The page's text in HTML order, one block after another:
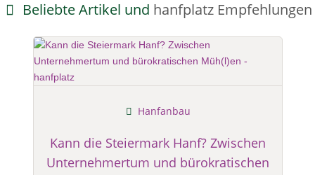
Beliebte Artikel und hanfplatz Empfehlungen
Kann die Steiermark Hanf? Zwischen
Unternehmertum und bürokratischen
Hanfanbau